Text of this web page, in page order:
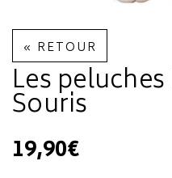
« RETOUR
Les
Souris
19,90€